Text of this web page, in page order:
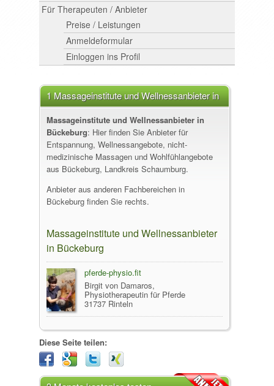
Für Therapeuten / Anbieter
Preise / Leistungen
Anmeldeformular
Einloggen ins Profil
1 Massageinstitute und Wellnessanbieter in
Bückeburg
Massageinstitute und Wellnessanbieter in
Bückeburg: Hier finden Sie Anbieter für
Entspannung, Wellnessangebote, nicht-
medizinische Massagen und Wohlfühlangebote
aus Bückeburg, Landkreis Schaumburg.
Anbieter aus anderen Fachbereichen in
Bückeburg finden Sie rechts.
Massageinstitute und Wellnessanbieter
in Bückeburg
pferde-physio.fit
Birgit von Damaros,
Physiotherapeutin für Pferde
31737 Rinteln
Diese Seite teilen: